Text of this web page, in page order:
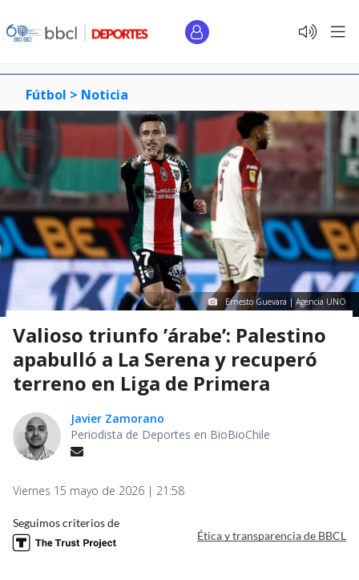
Fútbol > Noticia
Ernesto Guevara | Agencia UNO
Valioso triunfo ’árabe’: Palestino
apabulló a La Serena y recuperó
terreno en Liga de Primera
Javier Zamorano
Periodista de Deportes en BioBioChile
Viernes 15 mayo de 2026 | 21:58
Seguimos criterios de
Ética y transparencia de BBCL